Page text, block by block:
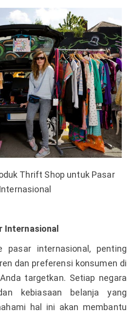
Thrift Shop untuk Pasar
Internasional
Internasional
pasar internasional, penting
dan preferensi konsumen di
targetkan. Setiap negara
kebiasaan belanja yang
hal ini akan membantu